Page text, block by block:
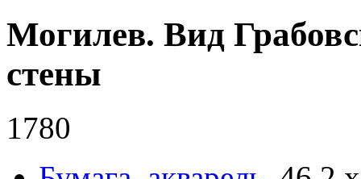
Могилев. Вид
стены
1780